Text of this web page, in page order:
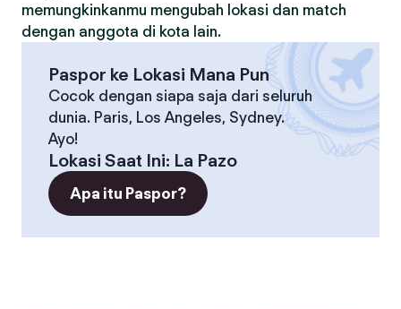
memungkinkanmu mengubah lokasi dan match
dengan anggota di kota lain.
Paspor ke Lokasi Mana Pun
Cocok dengan siapa saja dari seluruh
dunia. Paris, Los Angeles, Sydney.
Ayo!
Lokasi Saat Ini: La Pazo
Apa itu Paspor?